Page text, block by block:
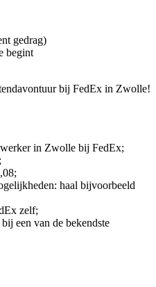
gedrag)
begint
bij FedEx in Zwolle!
in Zwolle bij FedEx;
haal bijvoorbeeld
zelf;
een van de bekendste